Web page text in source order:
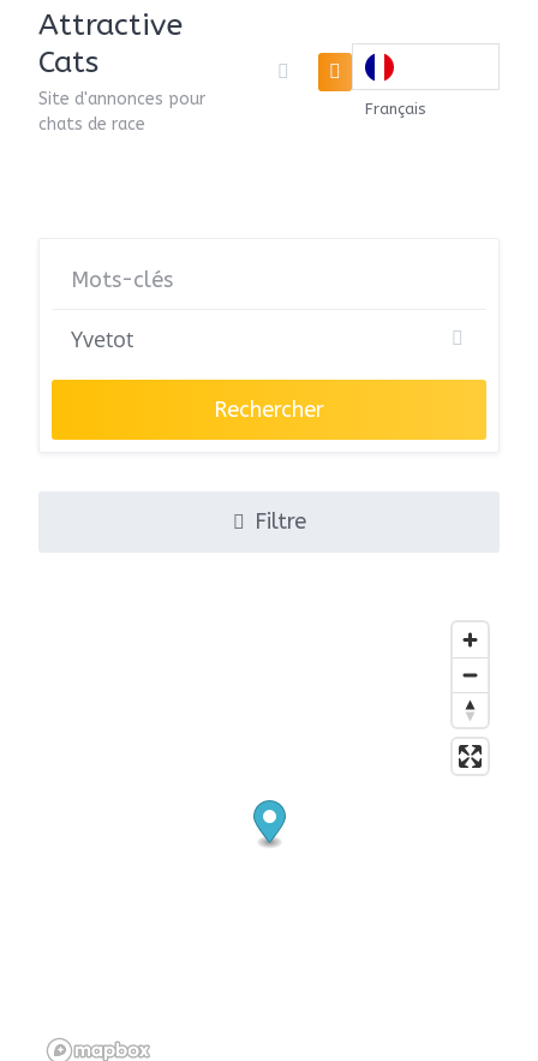
Attractive
Cats
Site d'annonces pour
chats de race
Français
Rechercher
Filtre